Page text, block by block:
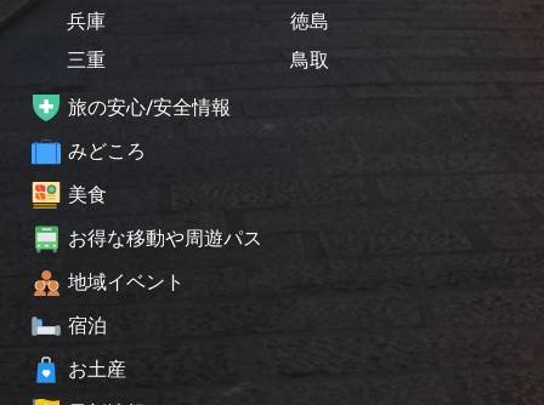
兵庫
三重
徳島
鳥取
旅の安心/安全情報
みどころ
美食
お得な移動や周遊パス
地域イベント
宿泊
お土産